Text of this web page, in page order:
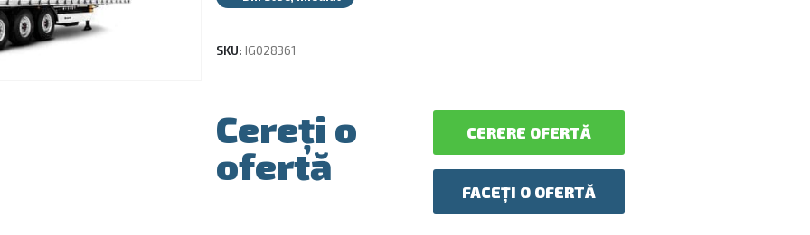
SKU: IG028361
Cereți o
ofertă
CERERE OFERTĂ
FACEȚI O OFERTĂ